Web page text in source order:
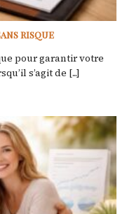
risque
pour garantir votre
s’agit de [...]